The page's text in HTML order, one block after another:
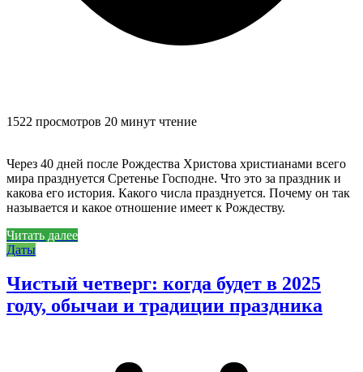
1522 просмотров 20 минут чтение
Через 40 дней после Рождества Христова христианами всего
мира празднуется Сретенье Господне. Что это за праздник и
какова его история. Какого числа празднуется. Почему он так
называется и какое отношение имеет к Рождеству.
Читать далее
Даты
Чистый четверг: когда будет в 2025
году, обычаи и традиции праздника